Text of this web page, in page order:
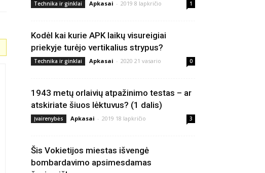
Technika ir ginklai Apkasai - 2019 8 lapkričio 1
Kodėl kai kurie APK laikų visureigiai
priekyje turėjo vertikalius strypus?
Technika ir ginklai Apkasai - 2020 21 vasario 0
1943 metų orlaivių atpažinimo testas – ar
atskiriate šiuos lėktuvus? (1 dalis)
Įvairenybės Apkasai - 2019 18 lapkričio 3
Šis Vokietijos miestas išvengė
bombardavimo apsimesdamas